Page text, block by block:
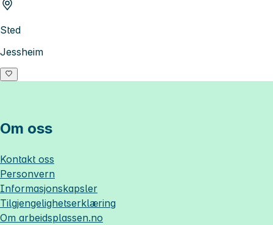
Sted
Jessheim
Om oss
Kontakt oss
Personvern
Informasjonskapsler
Tilgjengelighetserklæring
Om arbeidsplassen.no